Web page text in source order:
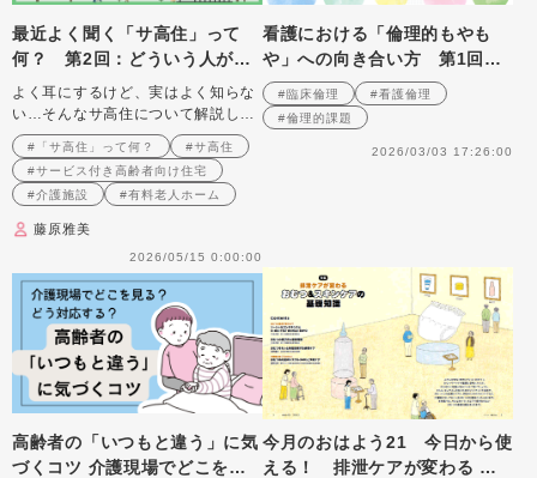
最近よく聞く「サ高住」って
何？ 第2回：どういう人が利
用できるの？ 〜入居要件と「3
つのタイプ」〜
よく耳にするけど、実はよく知らな
い…そんなサ高住について解説しま
す
#「サ高住」って何？
#サ高住
#サービス付き高齢者向け住宅
#介護施設
#有料老人ホーム
藤原雅美
2026/05/15 0:00:00
看護における「倫理的もやも
や」への向き合い方 第1回
「もやもや」の正体、悩み方の
基本
#臨床倫理
#看護倫理
#倫理的課題
2026/03/03 17:26:00
高齢者の「いつもと違う」に気
づくコツ 介護現場でどこを見
今月のおはよう21 今日から使
える！ 排泄ケアが変わる お